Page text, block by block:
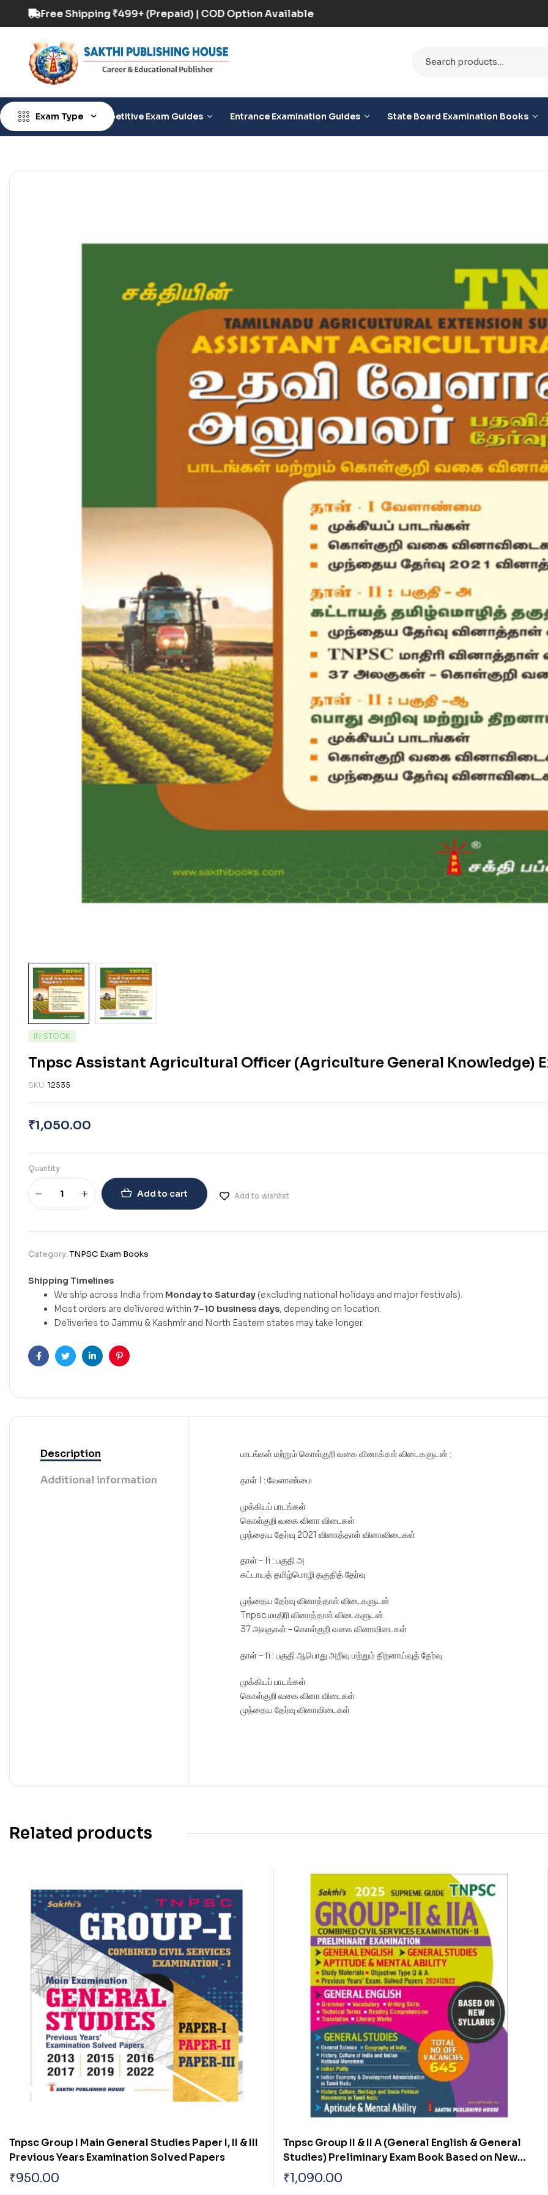
Option Available Free Shipping ₹499+ (Prepaid) | COD Option Available
Exam Type Competitive Exam Guides Entrance Examination Guides State Board Examination Books
IN STOCK
Tnpsc Assistant Agricultural Officer (Agriculture General Knowledge)
SKU: 12535
₹1,050.00
Quantity
Add to cart Add to wishlist
Category:TNPSC Exam Books
Shipping Timelines
We ship across India from Monday to Saturday (excluding national holidays and major festivals).
Most orders are delivered within 7–10 business days, depending on location.
Deliveries to Jammu & Kashmir and North Eastern states may take longer.
FacebookTwitterLinkedinPinterest
Description
Additional information
பாடங்கள் மற்றும் கொள்குறி வகை வினாக்கள் விடைகளுடன் :
தாள் I : வேளாண்மை
முக்கியப் பாடங்கள்
கொள்குறி வகை வினா விடைகள்
முந்தைய தேர்வு 2021 வினாத்தாள் வினாவிடைகள்
தாள் – Ii : பகுதி அ
கட்டாயத் தமிழ்மொழி தகுதித் தேர்வு
முந்தைய தேர்வு வினாத்தாள் விடைகளுடன்
Tnpsc மாதிரி வினாத்தாள் விடைகளுடன்
37 அலகுகள் – கொள்குறி வகை வினாவிடைகள்
தாள் – Ii : பகுதி ஆபொது அறிவு மற்றும் திறனாய்வுத் தேர்வு
முக்கியப் பாடங்கள்
கொள்குறி வகை வினா விடைகள்
முந்தைய தேர்வு வினாவிடைகள்
Related products
Tnpsc Group I Main General Studies Paper I, II & III
Previous Years Examination Solved Papers
₹950.00
Tnpsc Group II & II A (General English & General
Studies) Preliminary Exam Book Based on New
Syllabus English
₹1,090.00